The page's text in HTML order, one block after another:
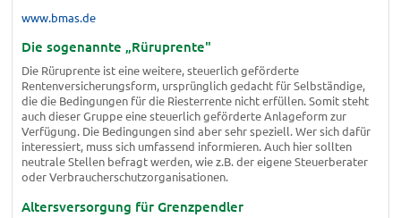
www.bmas.de
Die sogenannte „Rüruprente"
Die Rüruprente ist eine weitere, steuerlich geförderte
Rentenversicherungsform, ursprünglich gedacht für Selbständige,
die die Bedingungen für die Riesterrente nicht erfüllen. Somit steht
auch dieser Gruppe eine steuerlich geförderte Anlageform zur
Verfügung. Die Bedingungen sind aber sehr speziell. Wer sich dafür
interessiert, muss sich umfassend informieren. Auch hier sollten
neutrale Stellen befragt werden, wie z.B. der eigene Steuerberater
oder Verbraucherschutzorganisationen.
Altersversorgung für Grenzpendler